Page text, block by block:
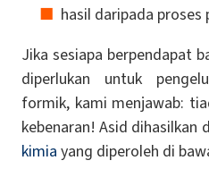
hasil daripada
Jika sesiapa berpendapat
diperlukan untuk
formik, kami menjawab:
kebenaran! Asid dihasilkan
kimia yang diperoleh di